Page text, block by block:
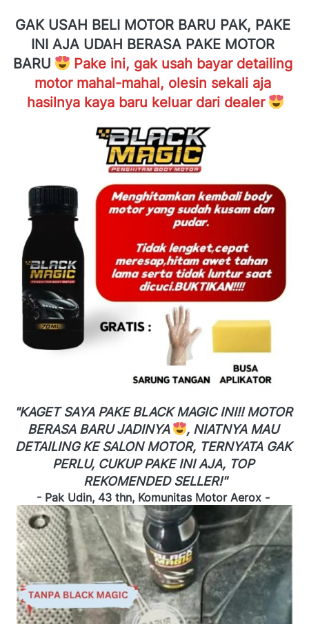
GAK USAH BELI MOTOR BARU PAK, PAKE
INI AJA UDAH BERASA PAKE MOTOR
BARU
Pake ini, gak usah bayar detailing
motor mahal-mahal, olesin sekali aja
hasilnya kaya baru keluar dari dealer
"KAGET SAYA PAKE BLACK MAGIC INI!! MOTOR
BERASA BARU JADINYA
, NIATNYA MAU
DETAILING KE SALON MOTOR, TERNYATA GAK
PERLU, CUKUP PAKE INI AJA, TOP
REKOMENDED SELLER!"
- Pak Udin, 43 thn, Komunitas Motor Aerox -